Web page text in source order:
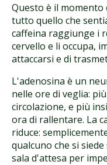
Questo è il momento
tutto quello che
caffeina raggiunge i
cervello e li occupa,
attaccarsi e di
L'adenosina è un
nelle ore di veglia:
circolazione, e più
ora di rallentare. La
riduce:
qualcuno che si
sala d'attesa per